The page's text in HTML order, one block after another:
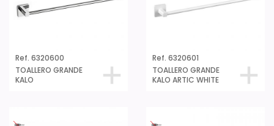
Ref. 6320600
TOALLERO GRANDE
KALO
Ref. 6320601
TOALLERO GRANDE
KALO ARTIC WHITE